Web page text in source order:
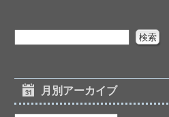
月別アーカイブ